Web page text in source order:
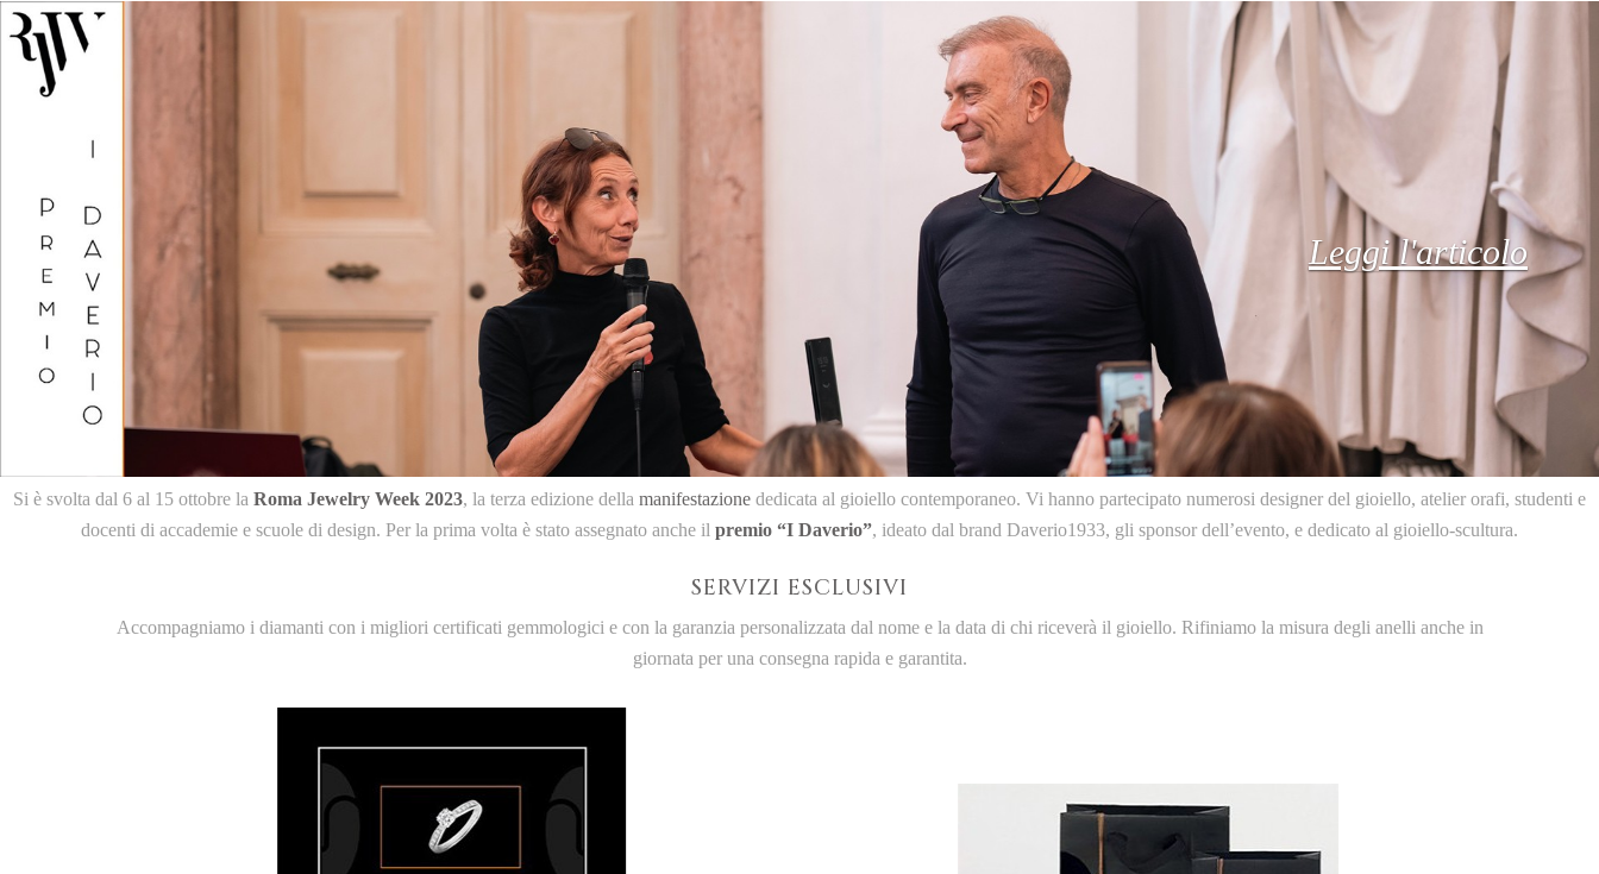
Leggi l'articolo
Si è svolta dal 6 al 15 ottobre la Roma Jewelry Week 2023, la terza edizione della manifestazione dedicata al gioiello contemporaneo. Vi hanno partecipato numerosi designer del gioiello, atelier orafi, studenti e
docenti di accademie e scuole di design. Per la prima volta è stato assegnato anche il premio “I Daverio”, ideato dal brand Daverio1933, gli sponsor dell’evento, e dedicato al gioiello-scultura.
SERVIZI ESCLUSIVI
Accompagniamo i diamanti con i migliori certificati gemmologici e con la garanzia personalizzata dal nome e la data di chi riceverà il gioiello. Rifiniamo la misura degli anelli anche in
giornata per una consegna rapida e garantita.